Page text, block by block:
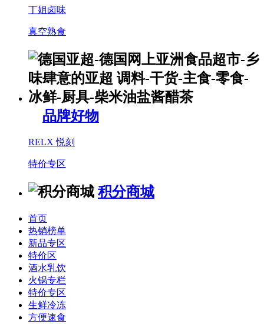
丁姐卤味
真空熟食
品牌好物
RELX 悦刻
特价专区
积分商城
首页
热销榜单
新品专区
特价区
酒水乳饮
火锅专栏
特价专区
生鲜冷冻
方便速食